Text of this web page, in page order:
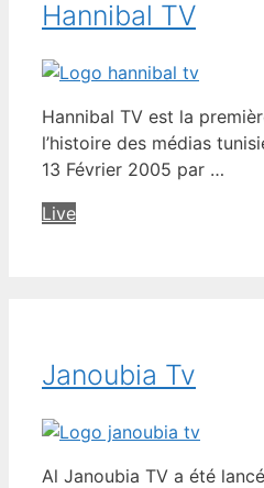
Hannibal TV
Hannibal TV est la
l’histoire des médias
13 Février 2005 par …
Live
Janoubia Tv
Al Janoubia TV a été